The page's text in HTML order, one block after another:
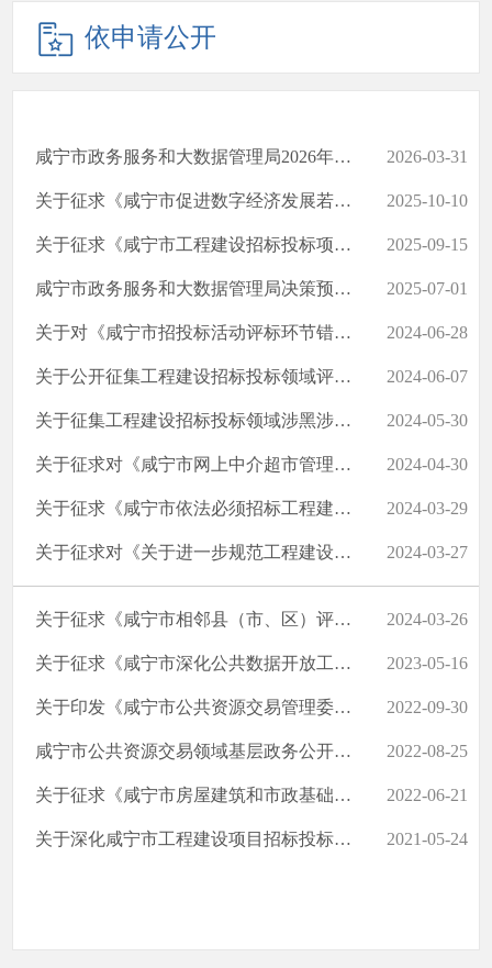
依申请公开
咸宁市政务服务和大数据管理局2026年重大行政决策事项目录 2026-03-31
关于征求《咸宁市促进数字经济发展若干措施（试行）》意见的公告 2025-10-10
关于征求《咸宁市工程建设招标投标项目评标错误快速纠正工作指南（... 2025-09-15
咸宁市政务服务和大数据管理局决策预公开栏目未更新的情况说明 2025-07-01
关于对《咸宁市招投标活动评标环节错误快速纠正工作指南（试行）（... 2024-06-28
关于公开征集工程建设招标投标领域评标专家违法违规问题线索的公告 2024-06-07
关于征集工程建设招标投标领域涉黑涉恶突出问题线索的公告 2024-05-30
关于征求对《咸宁市网上中介超市管理办法（试行）》修改意见的函 2024-04-30
关于征求《咸宁市依法必须招标工程建设项目招标文件公平竞争审查工... 2024-03-29
关于征求对《关于进一步规范工程建设项目招标招标人代表管理的通知... 2024-03-27
关于征求《咸宁市相邻县（市、区）评标专家共享使用办法（征求意见... 2024-03-26
关于征求《咸宁市深化公共数据开放工作方案（征求意见稿）》意见建... 2023-05-16
关于印发《咸宁市公共资源交易管理委员会成员单位权责清单》的通知 2022-09-30
咸宁市公共资源交易领域基层政务公开标准目录 2022-08-25
关于征求《咸宁市房屋建筑和市政基础设施工程施工招标“评定分离”... 2022-06-21
关于深化咸宁市工程建设项目招标投标制度改革的实施意见（征求意见... 2021-05-24